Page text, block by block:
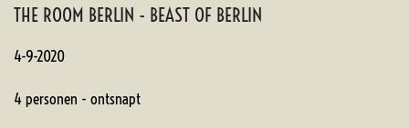
THE ROOM BERLIN - BEAST OF BERLIN
4-9-2020
4 personen - ontsnapt